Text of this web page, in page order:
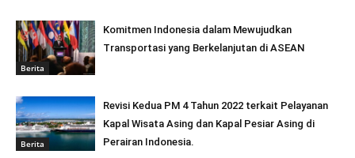
Berita
Komitmen Indonesia dalam Mewujudkan
Transportasi yang Berkelanjutan di ASEAN
Berita
Revisi Kedua PM 4 Tahun 2022 terkait Pelayanan
Kapal Wisata Asing dan Kapal Pesiar Asing di
Perairan Indonesia.